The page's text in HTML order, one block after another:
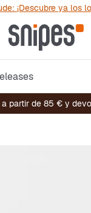
¡Descubre ya los
a partir de 85 € y